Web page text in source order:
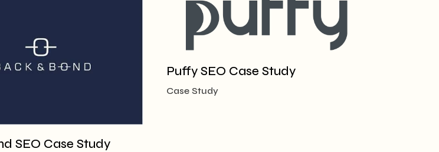
SEO Case Study
Puffy SEO Case Study
Case Study